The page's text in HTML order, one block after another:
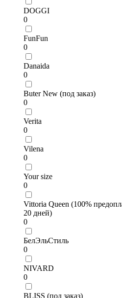
DOGGI
0
FunFun
0
Danaida
0
Buter New (под заказ)
0
Verita
0
Vilena
0
Your size
0
Vittoria Queen (100%
20 дней)
0
БелЭльСтиль
0
NIVARD
0
BLISS (под заказ)